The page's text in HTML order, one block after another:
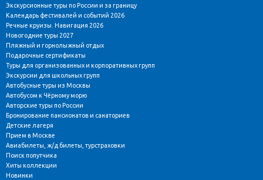
Экскурсионные туры по России и за границу
Календарь фестивалей и событий 2026
Речные круизы. Навигация 2026
Новогодние туры 2027
Пляжный и горнолыжный отдых
Подарочные сертификаты
Туры для организованных и корпоративных групп
Экскурсии для школьных групп
Автобусные туры из Москвы
Автобусом к Чёрному морю
Авторские туры по России
Бронирование пансионатов и санаториев
Детские лагеря
Прием в Москве
Авиабилеты, ж/д билеты, турстраховки
Поиск попутчика
Хиты коллекции
Новинки